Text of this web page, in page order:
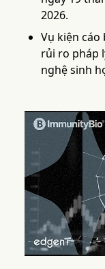
2026.
Vụ kiện
rủi ro pháp
nghệ sinh